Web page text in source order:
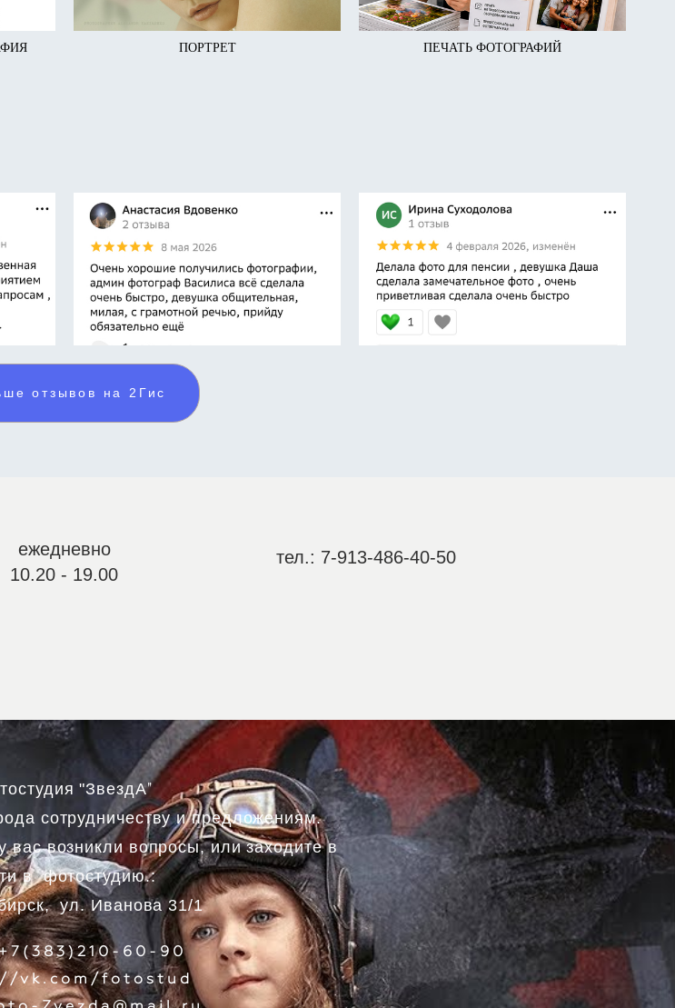
ПОРТРЕТ ПЕЧАТЬ ФОТОГРАФИЙ
отзывов на 2Гис
ежедневно
10.20 - 19.00
тел.: 7-913-486-40-50
"ЗвездА"
сотрудничеству и предложениям.
вас возникли вопросы, или заходите в
в фотостудию.:
ул. Иванова 31/1
60-90
vk.com/fotostud